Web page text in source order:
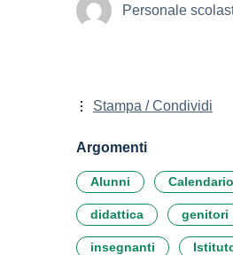
Personale
Stampa / Condividi
Argomenti
Alunni Calendario
didattica genitori
insegnanti